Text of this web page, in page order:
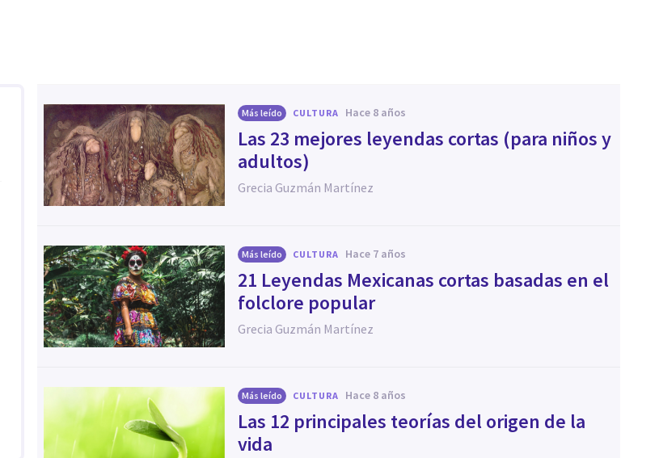
Más leído CULTURA hace 8 años
Las 23 mejores leyendas cortas (para niños y
adultos)
Grecia Guzmán Martínez
Más leído CULTURA hace 7 años
21 Leyendas Mexicanas cortas basadas en el
folclore popular
Grecia Guzmán Martínez
Más leído CULTURA hace 8 años
Las 12 principales teorías del origen de la
vida